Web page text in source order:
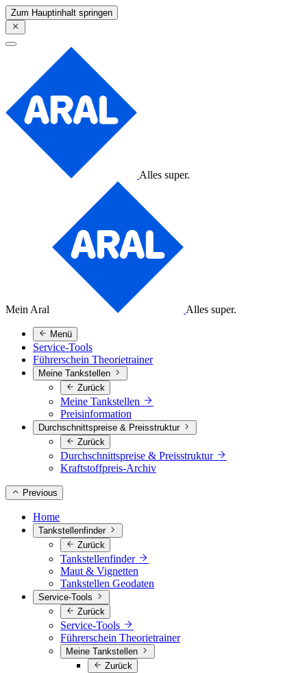
Zum Hauptinhalt springen
Alles super.
Mein Aral Alles super.
Menü
Service-Tools
Führerschein Theorietrainer
Meine Tankstellen
Zurück
Meine Tankstellen
Preisinformation
Durchschnittspreise & Preisstruktur
Zurück
Durchschnittspreise & Preisstruktur
Kraftstoffpreis-Archiv
Previous
Home
Tankstellenfinder
Zurück
Tankstellenfinder
Maut & Vignetten
Tankstellen Geodaten
Service-Tools
Zurück
Service-Tools
Führerschein Theorietrainer
Meine Tankstellen
Zurück